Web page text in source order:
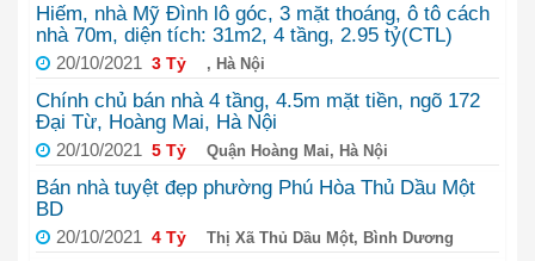
Hiếm, nhà Mỹ Đình lô góc, 3 mặt thoáng, ô tô cách
nhà 70m, diện tích: 31m2, 4 tầng, 2.95 tỷ(CTL)
20/10/2021 3 Tỷ , Hà Nội
Chính chủ bán nhà 4 tầng, 4.5m mặt tiền, ngõ 172
Đại Từ, Hoàng Mai, Hà Nội
20/10/2021 5 Tỷ Quận Hoàng Mai, Hà Nội
Bán nhà tuyệt đẹp phường Phú Hòa Thủ Dầu Một
BD
20/10/2021 4 Tỷ Thị Xã Thủ Dầu Một, Bình Dương